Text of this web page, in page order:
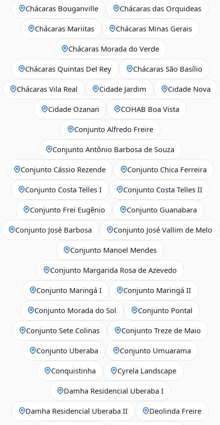
Chácaras Bouganville Chácaras das Orquideas
Chácaras Mariitas Chácaras Minas Gerais
Chácaras Morada do Verde
Chácaras Quintas Del Rey Chácaras São Basílio
Chácaras Vila Real Cidade Jardim Cidade Nova
Cidade Ozanan COHAB Boa Vista
Conjunto Alfredo Freire
Conjunto Antônio Barbosa de Souza
Conjunto Cássio Rezende Conjunto Chica Ferreira
Conjunto Costa Telles I Conjunto Costa Telles II
Conjunto Frei Eugênio Conjunto Guanabara
Conjunto José Barbosa Conjunto José Vallim de Melo
Conjunto Manoel Mendes
Conjunto Margarida Rosa de Azevedo
Conjunto Maringá I Conjunto Maringá II
Conjunto Morada do Sol Conjunto Pontal
Conjunto Sete Colinas Conjunto Treze de Maio
Conjunto Uberaba Conjunto Umuarama
Conquistinha Cyrela Landscape
Damha Residencial Uberaba I
Damha Residencial Uberaba II Deolinda Freire